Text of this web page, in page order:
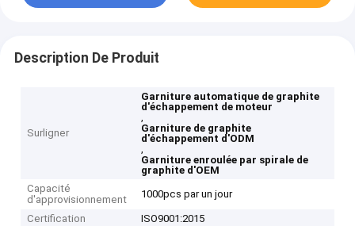
Description De Produit
Surligner
Garniture automatique de graphite
d'échappement de moteur
,
Garniture de graphite
d'échappement d'ODM
,
Garniture enroulée par spirale de
graphite d'OEM
Capacité
d'approvisionnement
1000pcs par un jour
Certification
ISO9001:2015